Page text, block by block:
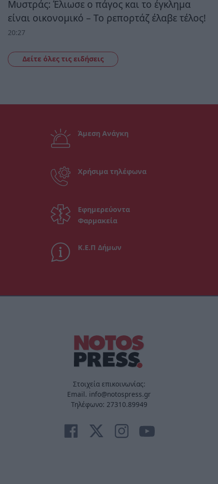
Μυστράς: Έλιωσε ο πάγος και το έγκλημα
είναι οικονομικό – Το ρεπορτάζ έλαβε τέλος!
20:27
Δείτε όλες τις ειδήσεις
Άμεση Ανάγκη
Χρήσιμα τηλέφωνα
Εφημερεύοντα
Φαρμακεία
Κ.Ε.Π Δήμων
Στοιχεία επικοινωνίας:
Email. info@notospress.gr
Τηλέφωνο: 27310.89949